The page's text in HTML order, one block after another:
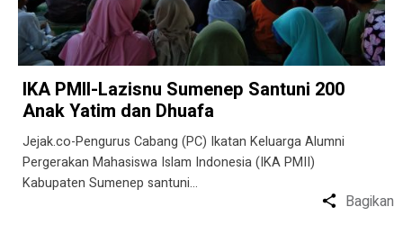
IKA PMII-Lazisnu Sumenep Santuni 200
Anak Yatim dan Dhuafa
Jejak.co-Pengurus Cabang (PC) Ikatan Keluarga Alumni
Pergerakan Mahasiswa Islam Indonesia (IKA PMII)
Kabupaten Sumenep santuni…
Bagikan